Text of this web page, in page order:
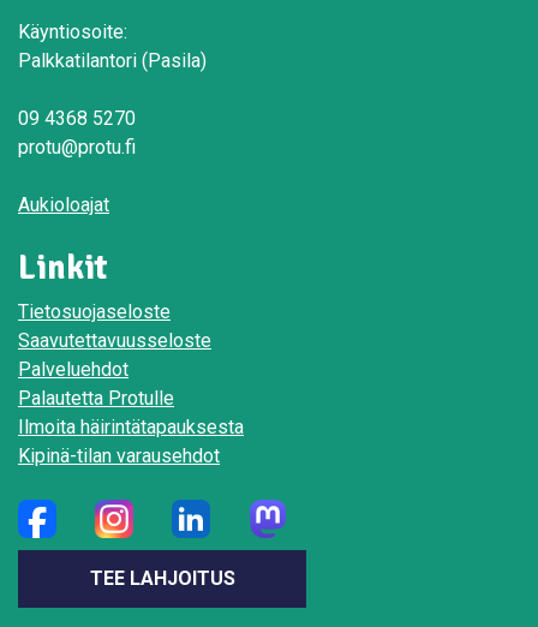
Käyntiosoite:
Palkkatilantori (Pasila)
09 4368 5270
protu@protu.fi
Aukioloajat
Linkit
Tietosuojaseloste
Saavutettavuusseloste
Palveluehdot
Palautetta Protulle
Ilmoita häirintätapauksesta
Kipinä-tilan varausehdot
TEE LAHJOITUS